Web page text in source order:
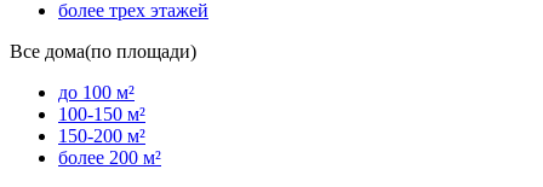
более трех этажей
Все дома(по площади)
до 100 м²
100-150 м²
150-200 м²
более 200 м²